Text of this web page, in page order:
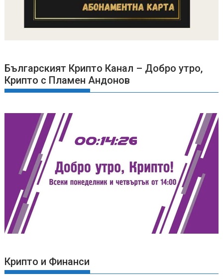
Българският Крипто Канал – Добро утро,
Крипто с Пламен Андонов
Крипто и Финанси